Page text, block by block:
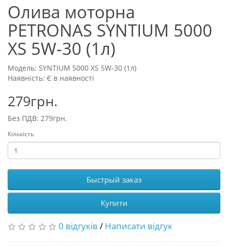
Олива моторна
PETRONAS SYNTIUM 5000
XS 5W-30 (1л)
Модель: SYNTIUM 5000 XS 5W-30 (1л)
Наявність: Є в наявності
279грн.
Без ПДВ: 279грн.
Кількість
Быстрый заказ
Купити
0 відгуків / Написати відгук